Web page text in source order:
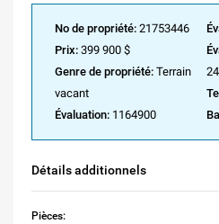
No de propriété: 21753446
Prix: 399 900 $
Genre de propriété: Terrain
vacant
Évaluation: 1164900
Détails additionnels
Pièces: